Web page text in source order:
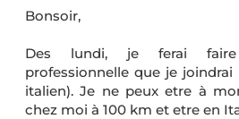
Bonsoir,
Des lundi, je ferai faire
professionnelle que je
italien). Je ne peux etre à
chez moi à 100 km et etre en